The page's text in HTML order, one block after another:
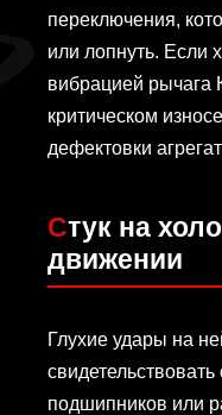
переключения,
или лопнуть. Если
вибрацией рычага
критическом
дефектовки
Стук на холостых или при
движении
Глухие удары на
подшипников или